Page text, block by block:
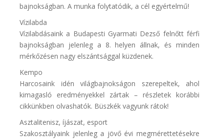
bajnokságban. A munka folytatódik, a cél egyértelmű!
Vízilabda
Vízilabdásaink a Budapesti Gyarmati Dezső felnőtt férfi
bajnokságban jelenleg a 8. helyen állnak, és minden
mérkőzésen nagy elszántsággal küzdenek.
Kempo
Harcosaink idén világbajnokságon szerepeltek, ahol
kimagasló eredményekkel zártak – részletek korábbi
cikkünkben olvashatók. Büszkék vagyunk rátok!
Asztalitenisz, íjászat, esport
Szakosztályaink jelenleg a jövő évi megmérettetésekre